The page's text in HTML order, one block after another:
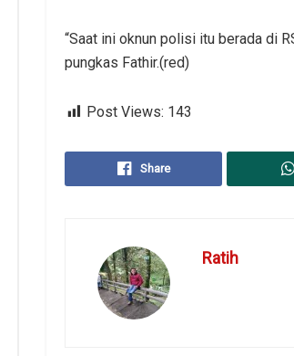
“Saat ini oknun polisi itu berada di
pungkas Fathir.(red)
Post Views: 143
Share
Ratih